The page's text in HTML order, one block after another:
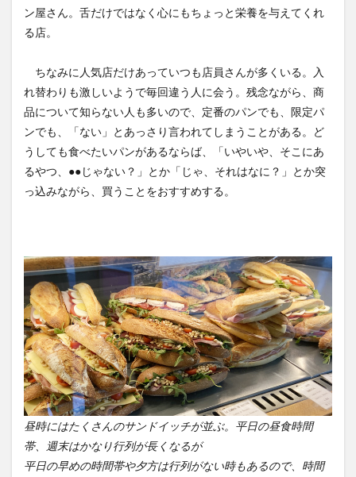
ン屋さん。舌だけではなく心にもちょっと栄養を与えてくれ
る店。
ちなみに人気店だけあっていつも店員さんが多くいる。入
れ替わりも激しいようで毎回違う人に会う。残念ながら、商
品について知らない人も多いので、定番のパンでも、限定パ
ンでも、「ない」とあっさり言われてしまうことがある。ど
うしても食べたいパンがあるならば、「いやいや、そこにあ
るやつ、●●じゃない？」とか「じゃ、それはなに？」とか突
っ込みながら、買うことをおすすめする。
昼時にはたくさんのサンドイッチが並ぶ。平日の昼食時間
帯、週末はかなり行列が長くなるが
平日の早めの時間帯や夕方は行列がない時もあるので、時間